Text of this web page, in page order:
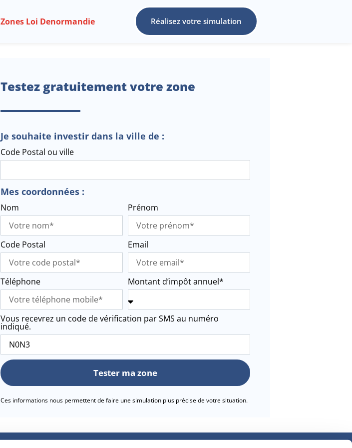
Zones Loi Denormandie Réalisez votre simulation
Testez gratuitement votre zone
Je souhaite investir dans la ville de :
Code Postal ou ville
Mes coordonnées :
Nom Prénom
Code Postal Email
Téléphone Montant d’impôt annuel*
Vous recevrez un code de vérification par SMS au numéro
indiqué.
Tester ma zone
Ces informations nous permettent de faire une simulation plus précise de votre situation.